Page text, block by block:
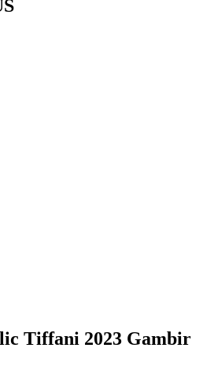
Tiffani 2023 Gambir